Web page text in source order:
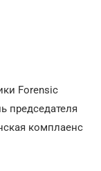
Forensic
председателя
комплаенс